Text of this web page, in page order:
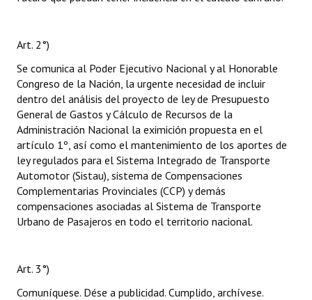
Art. 2°)
Se comunica al Poder Ejecutivo Nacional y al Honorable
Congreso de la Nación, la urgente necesidad de incluir
dentro del análisis del proyecto de ley de Presupuesto
General de Gastos y Cálculo de Recursos de la
Administración Nacional la eximición propuesta en el
artículo 1º, así como el mantenimiento de los aportes de
ley regulados para el Sistema Integrado de Transporte
Automotor (Sistau), sistema de Compensaciones
Complementarias Provinciales (CCP) y demás
compensaciones asociadas al Sistema de Transporte
Urbano de Pasajeros en todo el territorio nacional.
Art. 3°)
Comuníquese. Dése a publicidad. Cumplido, archívese.